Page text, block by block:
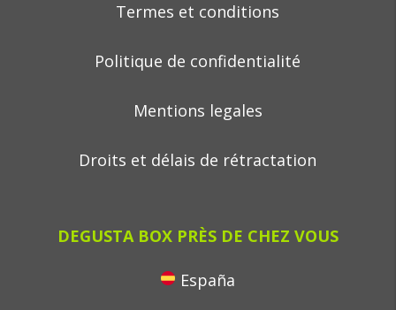
Termes et conditions
Politique de confidentialité
Mentions legales
Droits et délais de rétractation
DEGUSTA BOX PRÈS DE CHEZ VOUS
España